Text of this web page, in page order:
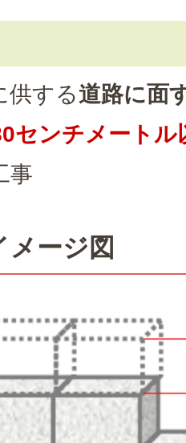
供する道路に面
センチメートル
事
メージ図